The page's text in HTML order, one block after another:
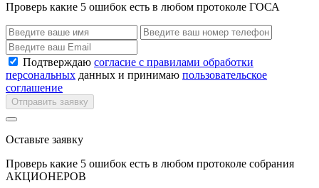
Проверь какие 5 ошибок есть в любом протоколе ГОСА
Подтверждаю согласие с правилами обработки
персональных данных и принимаю пользовательское
соглашение
Отправить заявку
Оставьте заявку
Проверь какие 5 ошибок есть в любом протоколе собрания
АКЦИОНЕРОВ